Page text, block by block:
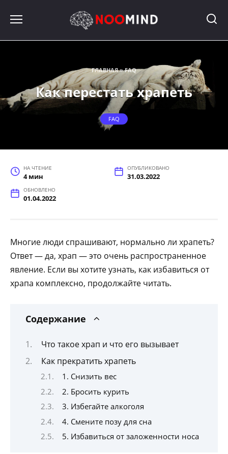
ГЛАВНАЯ»FAQ
Как перестать храпеть
FAQ
НА ЧТЕНИЕ
4 мин
ОПУБЛИКОВАНО
31.03.2022
ОБНОВЛЕНО
01.04.2022
Многие люди спрашивают, нормально ли храпеть?
Ответ — да, храп — это очень распространенное
явление. Если вы хотите узнать, как избавиться от
храпа комплексно, продолжайте читать.
Содержание
Что такое храп и что его вызывает
Как прекратить храпеть
1. Снизить вес
2. Бросить курить
3. Избегайте алкоголя
4. Смените позу для сна
5. Избавиться от заложенности носа